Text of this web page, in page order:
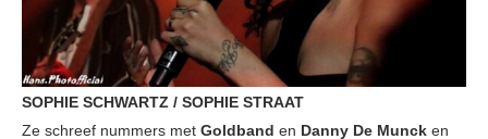
SOPHIE SCHWARTZ / SOPHIE STRAAT
Ze schreef nummers met Goldband en Danny De Munck en